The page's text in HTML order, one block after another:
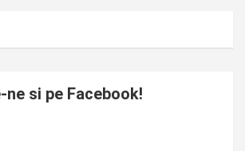
si pe Facebook!